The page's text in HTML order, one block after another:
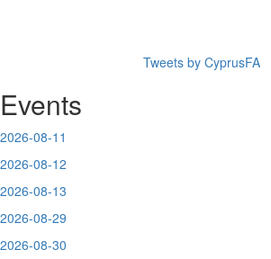
Tweets by CyprusFA
Events
2026-08-11
2026-08-12
2026-08-13
2026-08-29
2026-08-30